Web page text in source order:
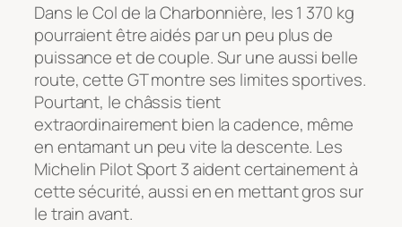
Dans le Col de la Charbonnière, les 1 370 kg
pourraient être aidés par un peu plus de
puissance et de couple. Sur une aussi belle
route, cette GT montre ses limites sportives.
Pourtant, le châssis tient
extraordinairement bien la cadence, même
en entamant un peu vite la descente. Les
Michelin Pilot Sport 3 aident certainement à
cette sécurité, aussi en en mettant gros sur
le train avant.